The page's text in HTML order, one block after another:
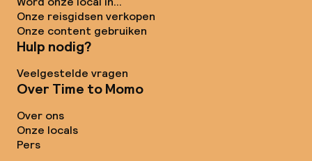
Onze reisgidsen verkopen
Onze content gebruiken
Hulp nodig?
Veelgestelde vragen
Over Time to Momo
Over ons
Onze locals
Pers